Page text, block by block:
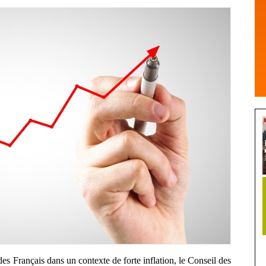
Français dans un contexte de forte inflation, le Conseil des